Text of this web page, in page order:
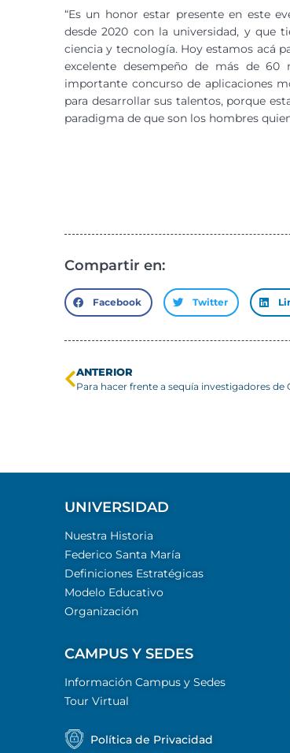
“Es un honor estar presente en este
desde 2020 con la universidad, y que
ciencia y tecnología. Hoy estamos acá
excelente desempeño de más de 60
importante concurso de aplicaciones
para desarrollar sus talentos, porque
paradigma de que son los hombres
Compartir en:
Facebook Twitter
ANTERIOR
UNIVERSIDAD
Nuestra Historia
Federico Santa María
Definiciones Estratégicas
Modelo Educativo
Organización
CAMPUS Y SEDES
Información Campus y Sedes
Tour Virtual
Política de Privacidad